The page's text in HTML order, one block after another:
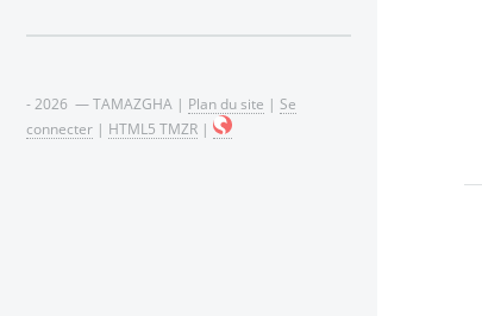
- 2026 — TAMAZGHA | Plan du site | Se
connecter | HTML5 TMZR |